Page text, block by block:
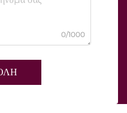
0/1000